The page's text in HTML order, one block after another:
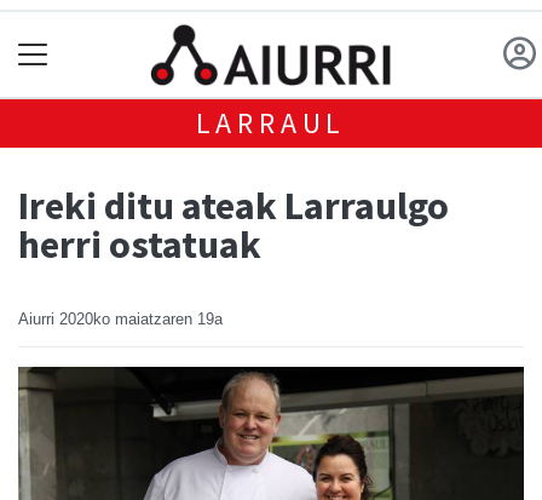
LARRAUL
Ireki ditu ateak Larraulgo
herri ostatuak
Aiurri 2020ko maiatzaren 19a